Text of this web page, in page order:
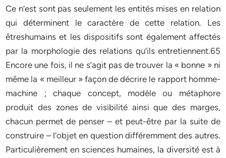
Ce n’est sont pas seulement les entités mises en relation
qui déterminent le caractère de cette relation. Les
êtreshumains et les dispositifs sont également affectés
par la morphologie des relations qu’ils entretiennent.65
Encore une fois, il ne s’agit pas de trouver la « bonne » ni
même la « meilleur » façon de décrire le rapport homme-
machine ; chaque concept, modèle ou métaphore
produit des zones de visibilité ainsi que des marges,
chacun permet de penser – et peut-être par la suite de
construire – l’objet en question différemment des autres.
Particulièrement en sciences humaines, la diversité est à